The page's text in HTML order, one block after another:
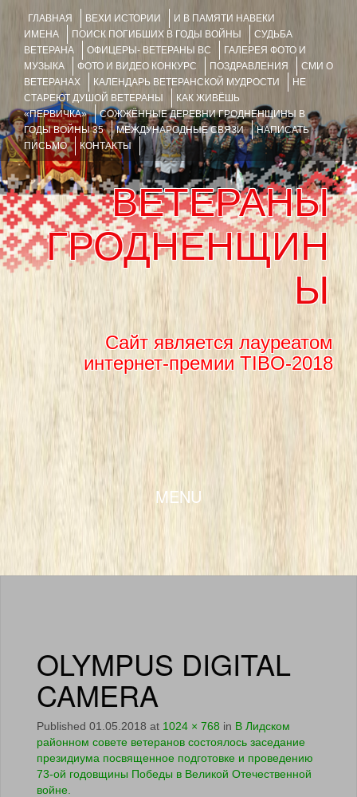
ГЛАВНАЯ ВЕХИ ИСТОРИИ
И В ПАМЯТИ НАВЕКИ
ИМЕНА
ПОИСК ПОГИБШИХ В ГОДЫ ВОЙНЫ
СУДЬБА
ВЕТЕРАНА
ОФИЦЕРЫ- ВЕТЕРАНЫ ВС
ГАЛЕРЕЯ ФОТО И
МУЗЫКА
ФОТО И ВИДЕО КОНКУРС ПОЗДРАВЛЕНИЯ
СМИ О
ВЕТЕРАНАХ
КАЛЕНДАРЬ ВЕТЕРАНСКОЙ МУДРОСТИ
НЕ
СТАРЕЮТ ДУШОЙ ВЕТЕРАНЫ
КАК ЖИВЁШЬ
«ПЕРВИЧКА»
СОЖЖЁННЫЕ ДЕРЕВНИ ГРОДНЕНЩИНЫ В
ГОДЫ ВОЙНЫ 35
МЕЖДУНАРОДНЫЕ СВЯЗИ
НАПИСАТЬ
ПИСЬМО
КОНТАКТЫ
ВЕТЕРАНЫ
ГРОДНЕНЩИН
Ы
Сайт является лауреатом
интернет-премии TIBO-2018
MENU
SKIP TO CONTENT
OLYMPUS DIGITAL
CAMERA
Published 01.05.2018 at 1024 × 768 in В Лидском
районном совете ветеранов состоялось заседание
президиума посвященное подготовке и проведению
73-ой годовщины Победы в Великой Отечественной
войне.